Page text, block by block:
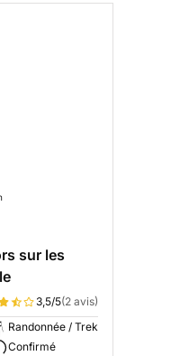
sur les
3,5/5(2 avis)
Randonnée / Trek
Confirmé